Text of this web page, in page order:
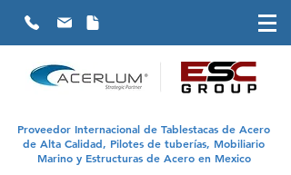
Proveedor Internacional de Tablestacas de Acero
de Alta Calidad, Pilotes de tuberías, Mobiliario
Marino y Estructuras de Acero en Mexico